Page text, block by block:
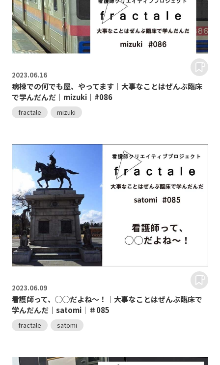
2023.06.16
病棟での何でも屋、やってます｜大事なことはぜんぶ臨床
で学んだんだ｜mizuki｜#086
fractale mizuki
2023.06.09
看護師って、◯◯だよね〜！｜大事なことはぜんぶ臨床で
学んだんだ｜satomi｜＃085
fractale satomi